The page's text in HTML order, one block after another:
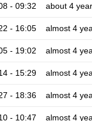
- 09:32 about 4
- 16:05 almost 4
- 19:02 almost 4
- 15:29 almost 4
- 18:36 almost 4
- 10:47 almost 4